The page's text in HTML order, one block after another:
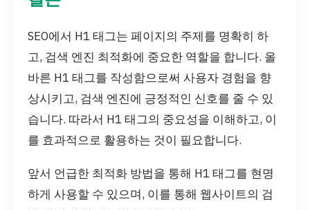
SEO에서 H1 태그는 페이지의 주제를 명확히 하
고, 검색 엔진 최적화에 중요한 역할을 합니다. 올
바른 H1 태그를 작성함으로써 사용자 경험을 향
상시키고, 검색 엔진에 긍정적인 신호를 줄 수 있
습니다. 따라서 H1 태그의 중요성을 이해하고, 이
를 효과적으로 활용하는 것이 필요합니다.
앞서 언급한 최적화 방법을 통해 H1 태그를 현명
하게 사용할 수 있으며, 이를 통해 웹사이트의 검